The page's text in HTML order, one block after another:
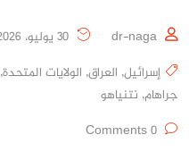
dr-naga
إسرائيل, العراق, الولايات المتحدة,
جراهام, نتنياهو